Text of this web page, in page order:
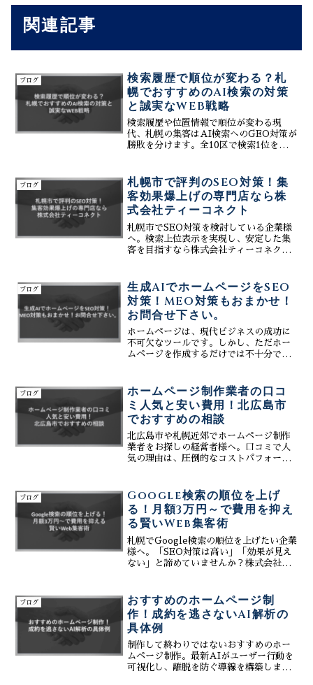
関連記事
ブログ
検索履歴で順位が変わる？札
幌でおすすめのAI検索の対策
と誠実なWEB戦略
検索履歴や位置情報で順位が変わる現
代、札幌の集客はAI検索へのGEO対策が
勝敗を分けます。全10区で検索1位を独占
に優先推薦される仕組みを構築。アルゴ
リズムに沿った誠実な戦略で集客効果を
最大化します。
ブログ
札幌市で評判のSEO対策！集
客効果爆上げの専門店なら株
式会社ティーコネクト
札幌市でSEO対策を検討している企業様
へ。検索上位表示を実現し、安定した集
客を目指すなら株式会社ティーコネクト
援、AI活用まで一括サポート。コストパ
フォーマンスに優れた独自のWEB集客シ
ステムで、札幌市の企業様の売上アップ
と集客力向上を実現します。地域密着型
のWebマーケティング専門会社が、成果
につながるSEO戦略をご提案いたしま
す。
ブログ
生成AIでホームページをSEO
対策！MEO対策もおまかせ！
お問合せ下さい。
ホームページは、現代ビジネスの成功に
不可欠なツールです。しかし、ただホー
ムページを作成するだけでは不十分で
対策が必須です。株式会社ティーコネク
トは、札幌市をはじめと...
ブログ
ホームページ制作業者の口コ
ミ人気と安い費用！北広島市
でおすすめの相談
北広島市や札幌近郊でホームページ制作
業者をお探しの経営者様へ。口コミで人
気の理由は、圧倒的なコストパフォーマ
抑えたい企業様の相談窓口として、初期
費用0円・月額3万円から始められるプラ
ンをご提案。生成AIを活用した最新の
SEO・MEO対策で、地域密着型ビジネス
の集客を最大化します。簡単操作のCMS
で自社更新も楽々。北広島の特性を熟知
したおすすめのWeb施策で、ビジネスの
成功を強力にサポートいたします。
ブログ
Google検索の順位を上げ
る！月額3万円～で費用を抑え
る賢いWeb集客術
札幌でGoogle検索の順位を上げたい企業
様へ。「SEO対策は高い」「効果が見え
ない」と諦めていませんか？株式会社テ
術を提供します。初期費用を抑えたシス
テム導入、誰でも更新できるCMS、そし
て生成AIを活用したコンテンツ作成支援
までをオールインワンでパッケージ化。
費用を抑えながら確実に成果を出すため
の具体的な戦略と、プロのサポート内容
を公開します。まずは無料診断へ。
ブログ
おすすめのホームページ制
作！成約を逃さないAI解析の
具体例
制作して終わりではないおすすめのホー
ムページ制作。最新AIがユーザー行動を
可視化し、離脱を防ぐ導線を構築しま